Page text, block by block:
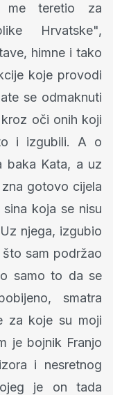
me teretio za
Hrvatske",
himne i tako
koje provodi
se odmaknuti
oči onih koji
i izgubili. A o
baka Kata, a uz
gotovo cijela
koja se nisu
njega, izgubio
sam podržao
samo to da se
smatra
za koje su moji
je bojnik Franjo
i nesretnog
je on tada